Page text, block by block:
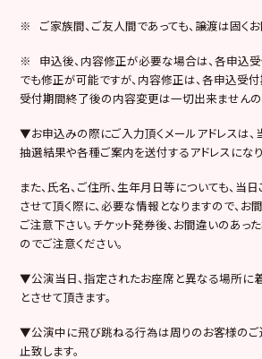
※ ご家族間、ご友人間であっても、譲渡は固くお
※ 申込後、内容修正が必要な場合は、各申込
でも修正が可能ですが、内容修正は、各申込受
受付期間終了後の内容変更は一切出来ませんの
▼お申込みの際にご入力頂くメールアドレスは、
抽選結果や各種ご案内を送付するアドレスになり
また、氏名、ご住所、生年月日等についても、当
させて頂く際に、必要な情報となりますので、お
ご注意下さい。チケット発券後、お間違いのあっ
のでご注意ください。
▼公演当日、指定されたお座席と異なる場所に
とさせて頂きます。
▼公演中に飛び跳ねる行為は周りのお客様のご
止致します。